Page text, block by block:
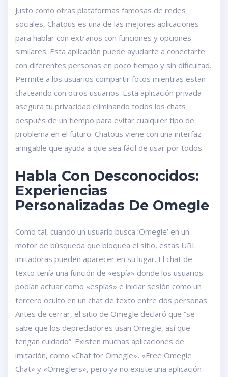
Justo como otras plataformas famosas de redes
sociales, Chatous es una de las mejores aplicaciones
para hablar con extraños con funciones y opciones
similares. Esta aplicación puede ayudarte a conectarte
con diferentes personas en poco tiempo y sin dificultad.
Permite a los usuarios compartir fotos mientras estan
chateando con otros usuarios. Esta aplicación privada
asegura tu privacidad eliminando todos los chats
después de un tiempo para evitar cualquier tipo de
problema en el futuro. Chatous viene con una interfaz
amigable que ayuda a que sea fácil de usar por todos.
Habla Con Desconocidos:
Experiencias
Personalizadas De Omegle
Como tal, cuando un usuario busca ‘Omegle’ en un
motor de búsqueda que bloquea el sitio, estas URL
imitadoras pueden aparecer en su lugar. El chat de
texto tenía una función de «espía» donde los usuarios
podían actuar como «espías» e iniciar sesión como un
tercero oculto en un chat de texto entre dos personas.
Antes de cerrar, el sitio de Omegle declaró que “se
sabe que los depredadores usan Omegle, así que
tengan cuidado”. Existen muchas aplicaciones de
imitación, como «Chat for Omegle», «Free Omegle
Chat» y «Omeglers», pero ya no existe una aplicación